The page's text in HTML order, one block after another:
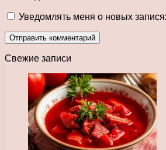
Уведомлять меня о новых
Свежие записи